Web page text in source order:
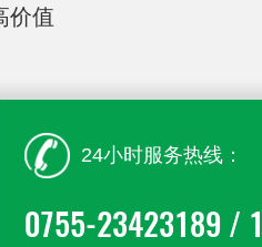
价值
24小时服务热线：
0755-23423189 /